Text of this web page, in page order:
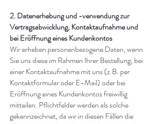
2. Datenerhebung und -verwendung zur
Vertragsabwicklung, Kontaktaufnahme und
bei Eröffnung eines Kundenkontos
Wir erheben personenbezogene Daten, wenn
Sie uns diese im Rahmen Ihrer Bestellung, bei
einer Kontaktaufnahme mit uns (z.B. per
Kontaktformular oder E-Mail) oder bei
Eröffnung eines Kundenkontos freiwillig
mitteilen. Pflichtfelder werden als solche
gekennzeichnet, da wir in diesen Fällen die